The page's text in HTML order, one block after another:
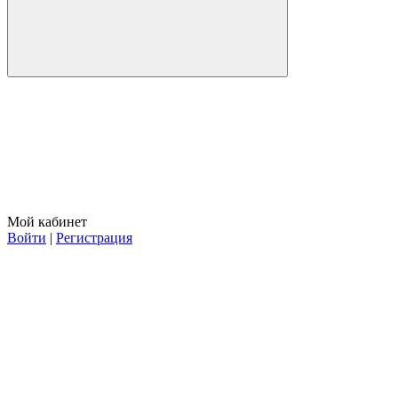
Мой кабинет
Войти | Регистрация